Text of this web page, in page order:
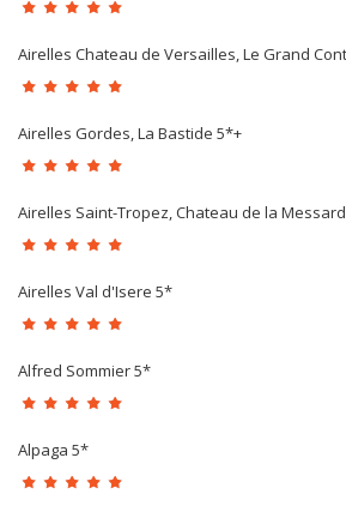
Airelles Chateau de Versailles, Le Grand
Airelles Gordes, La Bastide 5*+
Airelles Saint-Tropez, Chateau de la
Airelles Val d'Isere 5*
Alfred Sommier 5*
Alpaga 5*